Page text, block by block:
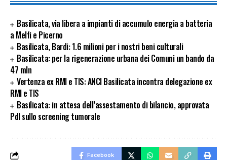
Basilicata, via libera a impianti di accumulo energia a batteria
a Melfi e Picerno
Basilicata, Bardi: 1.6 milioni per i nostri beni culturali
Basilicata: per la rigenerazione urbana dei Comuni un bando da
47 mln
Vertenza ex RMI e TIS: ANCI Basilicata incontra delegazione ex
RMI e TIS
Basilicata: in attesa dell’assestamento di bilancio, approvata
Pdl sullo screening tumorale
Facebook